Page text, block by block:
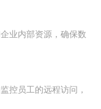
业内部资源，确保数
控员工的远程访问，